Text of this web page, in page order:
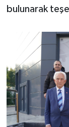
bulunarak